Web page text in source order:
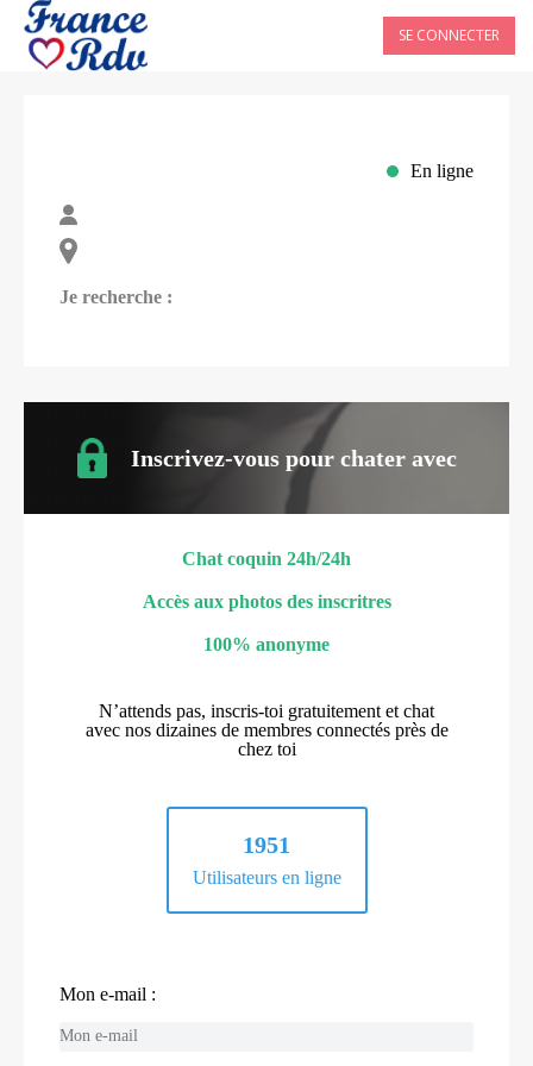
SE CONNECTER
En ligne
Je recherche :
Inscrivez-vous pour chater avec
Chat coquin 24h/24h
Accès aux photos des inscritres
100% anonyme
N’attends pas, inscris-toi gratuitement et chat
avec nos dizaines de membres connectés près de
chez toi
1951
Utilisateurs en ligne
Mon e-mail :